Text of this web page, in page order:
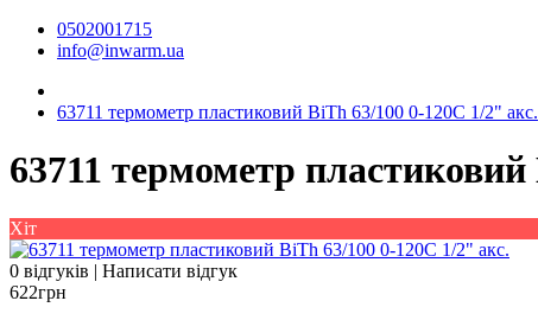
0502001715
info@inwarm.ua
63711 термометр пластиковий BiTh 63/100 0-120С 1/2" акс.
63711 термометр
Хіт
0 відгуків | Написати відгук
622грн